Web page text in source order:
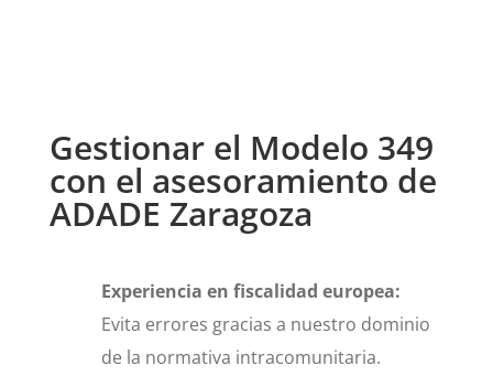
Gestionar el Modelo 349
con el asesoramiento de
ADADE Zaragoza
Experiencia en fiscalidad europea:
Evita errores gracias a nuestro dominio
de la normativa intracomunitaria.